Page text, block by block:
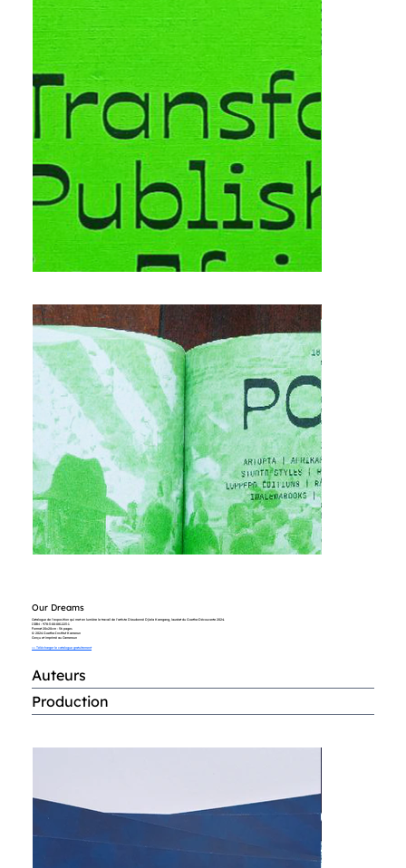
Our Dreams
Catalogue de l'exposition qui met en lumière le travail de l'artiste Dieudonné Djiela Kamgang, lauréat du Goethe-Découverte 2024.
ISBN : 978-3-00-081223-1
Format 20x20cm - 56 pages
© 2024 Goethe-Institut Kamerun
Conçu et imprimé au Cameroun
>> Télécharger le catalogue gratuitement
Auteurs
Production